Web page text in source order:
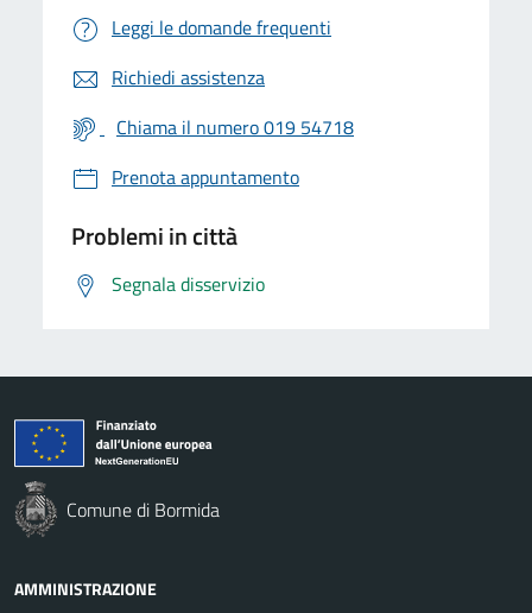
Leggi le domande frequenti
Richiedi assistenza
Chiama il numero 019 54718
Prenota appuntamento
Problemi in città
Segnala disservizio
Comune di Bormida
AMMINISTRAZIONE